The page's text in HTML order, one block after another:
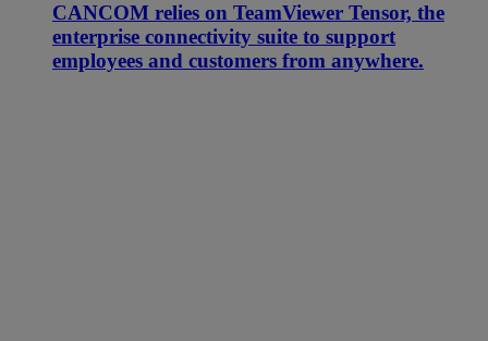
CANCOM relies on TeamViewer Tensor, the
enterprise connectivity suite to support
employees and customers from anywhere.